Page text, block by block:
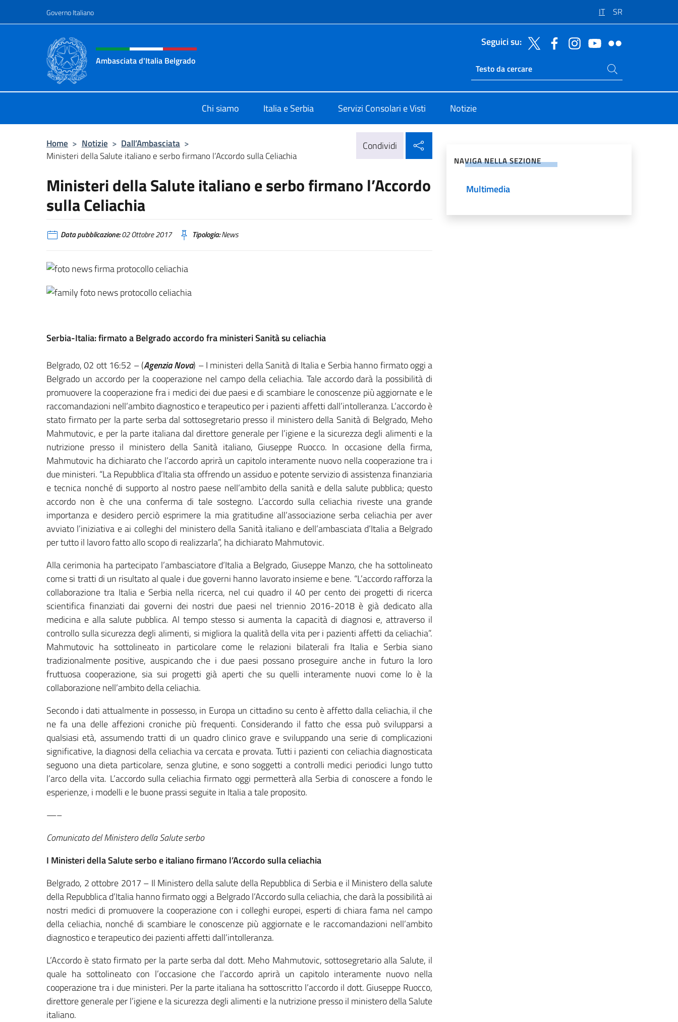
Governo Italiano IT SR
Intestazione sito, social e menù
Ambasciata d'Italia Belgrado
Seguici su:
Ricerca sito live
Cerca nel sito
Chi siamo Italia e Serbia Servizi Consolari e Visti Notizie
Home > Notizie > Dall’Ambasciata >
Ministeri della Salute italiano e serbo firmano l’Accordo sulla Celiachia
Condividi
Ministeri della Salute italiano e serbo firmano l’Accordo
sulla Celiachia
Data pubblicazione:02 Ottobre 2017 Tipologia:News
Serbia-Italia: firmato a Belgrado accordo fra ministeri Sanità su celiachia
Belgrado, 02 ott 16:52 – (Agenzia Nova) – I ministeri della Sanità di Italia e Serbia hanno firmato oggi a
Belgrado un accordo per la cooperazione nel campo della celiachia. Tale accordo darà la possibilità di
promuovere la cooperazione fra i medici dei due paesi e di scambiare le conoscenze più aggiornate e le
raccomandazioni nell’ambito diagnostico e terapeutico per i pazienti affetti dall’intolleranza. L’accordo è
stato firmato per la parte serba dal sottosegretario presso il ministero della Sanità di Belgrado, Meho
Mahmutovic, e per la parte italiana dal direttore generale per l’igiene e la sicurezza degli alimenti e la
nutrizione presso il ministero della Sanità italiano, Giuseppe Ruocco. In occasione della firma,
Mahmutovic ha dichiarato che l’accordo aprirà un capitolo interamente nuovo nella cooperazione tra i
due ministeri. “La Repubblica d’Italia sta offrendo un assiduo e potente servizio di assistenza finanziaria
e tecnica nonché di supporto al nostro paese nell’ambito della sanità e della salute pubblica; questo
accordo non è che una conferma di tale sostegno. L’accordo sulla celiachia riveste una grande
importanza e desidero perciò esprimere la mia gratitudine all’associazione serba celiachia per aver
avviato l’iniziativa e ai colleghi del ministero della Sanità italiano e dell’ambasciata d’Italia a Belgrado
per tutto il lavoro fatto allo scopo di realizzarla”, ha dichiarato Mahmutovic.
Alla cerimonia ha partecipato l’ambasciatore d’Italia a Belgrado, Giuseppe Manzo, che ha sottolineato
come si tratti di un risultato al quale i due governi hanno lavorato insieme e bene. “L’accordo rafforza la
collaborazione tra Italia e Serbia nella ricerca, nel cui quadro il 40 per cento dei progetti di ricerca
scientifica finanziati dai governi dei nostri due paesi nel triennio 2016-2018 è già dedicato alla
medicina e alla salute pubblica. Al tempo stesso si aumenta la capacità di diagnosi e, attraverso il
controllo sulla sicurezza degli alimenti, si migliora la qualità della vita per i pazienti affetti da celiachia”.
Mahmutovic ha sottolineato in particolare come le relazioni bilaterali fra Italia e Serbia siano
tradizionalmente positive, auspicando che i due paesi possano proseguire anche in futuro la loro
fruttuosa cooperazione, sia sui progetti già aperti che su quelli interamente nuovi come lo è la
collaborazione nell’ambito della celiachia.
Secondo i dati attualmente in possesso, in Europa un cittadino su cento è affetto dalla celiachia, il che
ne fa una delle affezioni croniche più frequenti. Considerando il fatto che essa può svilupparsi a
qualsiasi età, assumendo tratti di un quadro clinico grave e sviluppando una serie di complicazioni
significative, la diagnosi della celiachia va cercata e provata. Tutti i pazienti con celiachia diagnosticata
seguono una dieta particolare, senza glutine, e sono soggetti a controlli medici periodici lungo tutto
l’arco della vita. L’accordo sulla celiachia firmato oggi permetterà alla Serbia di conoscere a fondo le
esperienze, i modelli e le buone prassi seguite in Italia a tale proposito.
—–
Comunicato del Ministero della Salute serbo
I Ministeri della Salute serbo e italiano firmano l’Accordo sulla celiachia
Belgrado, 2 ottobre 2017 – Il Ministero della salute della Repubblica di Serbia e il Ministero della salute
della Repubblica d’Italia hanno firmato oggi a Belgrado l’Accordo sulla celiachia, che darà la possibilità ai
nostri medici di promuovere la cooperazione con i colleghi europei, esperti di chiara fama nel campo
della celiachia, nonché di scambiare le conoscenze più aggiornate e le raccomandazioni nell’ambito
diagnostico e terapeutico dei pazienti affetti dall’intolleranza.
L’Accordo è stato firmato per la parte serba dal dott. Meho Mahmutovic, sottosegretario alla Salute, il
quale ha sottolineato con l’occasione che l’accordo aprirà un capitolo interamente nuovo nella
cooperazione tra i due ministeri. Per la parte italiana ha sottoscritto l’accordo il dott. Giuseppe Ruocco,
direttore generale per l’igiene e la sicurezza degli alimenti e la nutrizione presso il ministero della Salute
italiano.
NAVIGA NELLA SEZIONE
Multimedia